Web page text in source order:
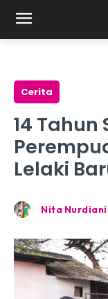
Cerita
14 Tahun
Lelaki
Nita Nurdiani